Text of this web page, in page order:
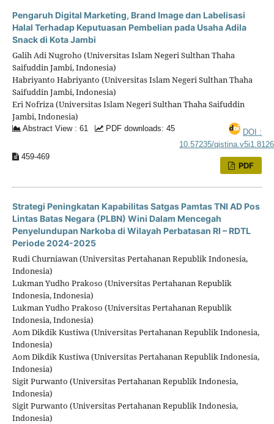
Pengaruh Digital Marketing, Brand Image dan Labelisasi
Halal Terhadap Keputuasan Pembelian pada Usaha Adila
Snack di Kota Jambi
Galih Adi Nugroho (Universitas Islam Negeri Sulthan Thaha
Saifuddin Jambi, Indonesia)
Habriyanto Habriyanto (Universitas Islam Negeri Sulthan Thaha
Saifuddin Jambi, Indonesia)
Eri Nofriza (Universitas Islam Negeri Sulthan Thaha Saifuddin
Jambi, Indonesia)
Abstract View : 61 PDF downloads: 45
DOI :
10.57235/qistina.v5i1.8126
459-469
PDF
Strategi Peningkatan Kapabilitas Satgas Pamtas TNI AD Pos
Lintas Batas Negara (PLBN) Wini Dalam Mencegah
Penyelundupan Narkoba di Wilayah Perbatasan RI – RDTL
Periode 2024-2025
Rudi Churniawan (Universitas Pertahanan Republik Indonesia,
Indonesia)
Lukman Yudho Prakoso (Universitas Pertahanan Republik
Indonesia, Indonesia)
Lukman Yudho Prakoso (Universitas Pertahanan Republik
Indonesia, Indonesia)
Aom Dikdik Kustiwa (Universitas Pertahanan Republik Indonesia,
Indonesia)
Aom Dikdik Kustiwa (Universitas Pertahanan Republik Indonesia,
Indonesia)
Sigit Purwanto (Universitas Pertahanan Republik Indonesia,
Indonesia)
Sigit Purwanto (Universitas Pertahanan Republik Indonesia,
Indonesia)